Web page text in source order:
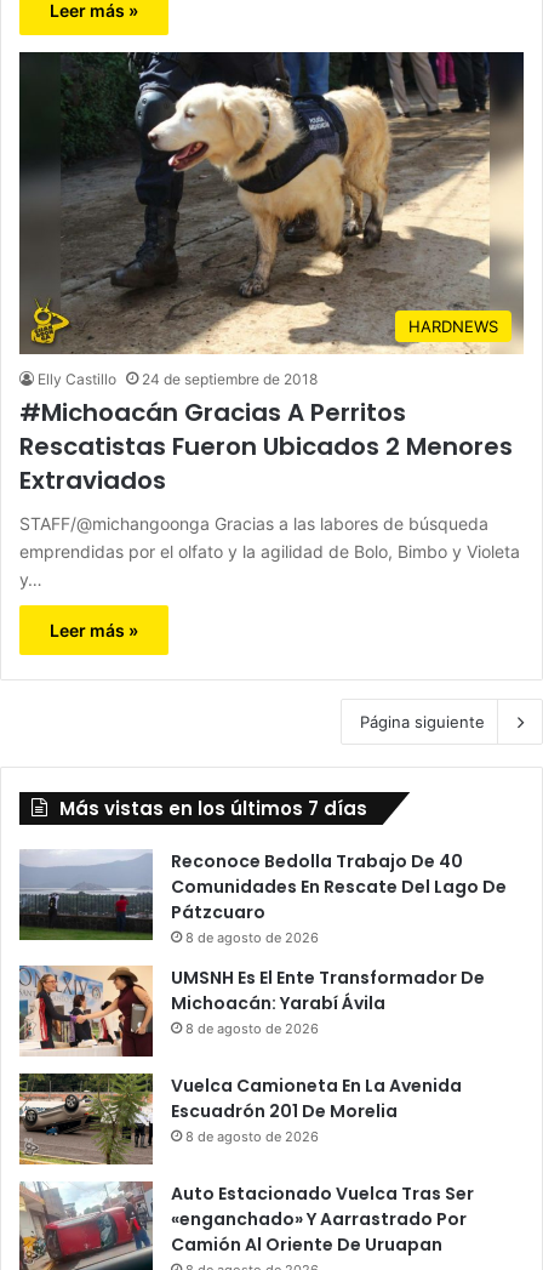
Leer más »
HARDNEWS
Elly Castillo 24 de septiembre de 2018
#Michoacán Gracias A Perritos
Rescatistas Fueron Ubicados 2 Menores
Extraviados
STAFF/@michangoonga Gracias a las labores de búsqueda
emprendidas por el olfato y la agilidad de Bolo, Bimbo y Violeta
y…
Leer más »
Página siguiente
Más vistas en los últimos 7 días
Reconoce Bedolla Trabajo De 40
Comunidades En Rescate Del Lago De
Pátzcuaro
8 de agosto de 2026
UMSNH Es El Ente Transformador De
Michoacán: Yarabí Ávila
8 de agosto de 2026
Vuelca Camioneta En La Avenida
Escuadrón 201 De Morelia
8 de agosto de 2026
Auto Estacionado Vuelca Tras Ser
«enganchado» Y Aarrastrado Por
Camión Al Oriente De Uruapan